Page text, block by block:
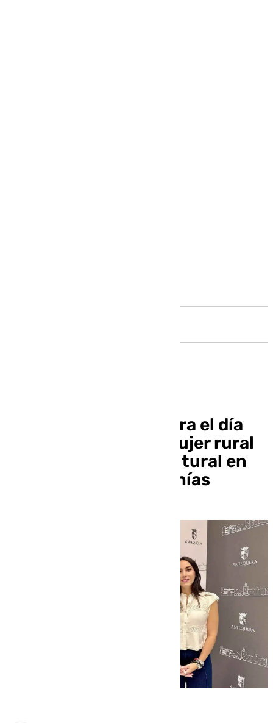
Antequera conmemora el día
internacional de la mujer rural
con una actividad cultural en
Osuna para sus pedanías